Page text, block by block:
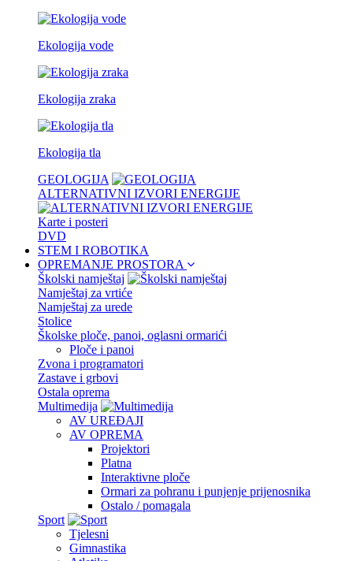
Ekologija vode
Ekologija zraka
Ekologija tla
GEOLOGIJA
ALTERNATIVNI IZVORI ENERGIJE
Karte i posteri
DVD
STEM I ROBOTIKA
OPREMANJE PROSTORA
Školski namještaj
Namještaj za vrtiće
Namještaj za urede
Stolice
Školske ploče, panoi, oglasni ormarići
Ploče i panoi
Zvona i programatori
Zastave i grbovi
Ostala oprema
Multimedija
AV UREĐAJI
AV OPREMA
Projektori
Platna
Interaktivne ploče
Ormari za pohranu i punjenje prijenosnika
Ostalo / pomagala
Sport
Tjelesni
Gimnastika